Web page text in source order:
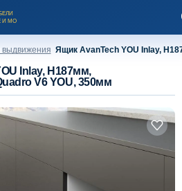
И МО
Ящик AvanTech YOU Inlay,
Inlay, H187мм,
V6 YOU, 350мм